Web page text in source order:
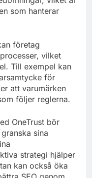
som hanterar
företag
vilket
Till exempel kan
för
att varumärken
följer reglerna.
OneTrust bör
sina
strategi hjälper
kan också öka